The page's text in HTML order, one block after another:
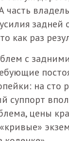
часть
как раз
с
на сто
суппорт
цены